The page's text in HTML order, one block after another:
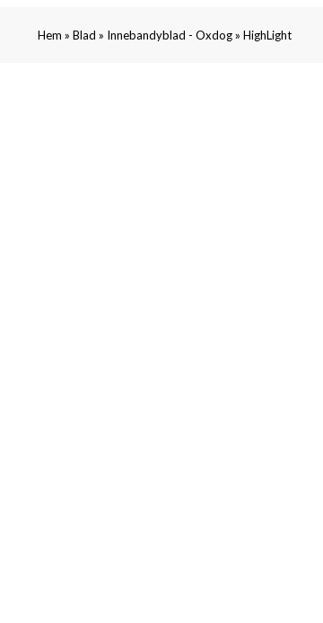
Hem » Blad » Innebandyblad - Oxdog» HighLight